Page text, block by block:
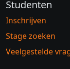
Studenten
Inschrijven